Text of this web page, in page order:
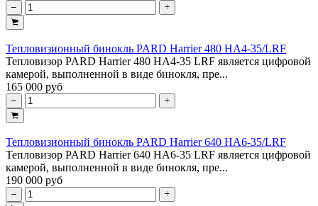
Тепловизионный бинокль PARD Harrier 480 HA4-35/LRF
Тепловизор PARD Harrier 480 HA4-35 LRF является цифровой
камерой, выполненной в виде бинокля, пре...
165 000 руб
Тепловизионный бинокль PARD Harrier 640 HA6-35/LRF
Тепловизор PARD Harrier 640 HA6-35 LRF является цифровой
камерой, выполненной в виде бинокля, пре...
190 000 руб